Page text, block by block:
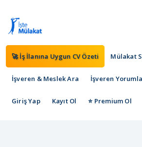
🚀 İş İlanına Uygun CV Özeti Mülakat
İşveren & Meslek Ara İşveren Yorumla
Giriş Yap Kayıt Ol ⭐ Premium Ol